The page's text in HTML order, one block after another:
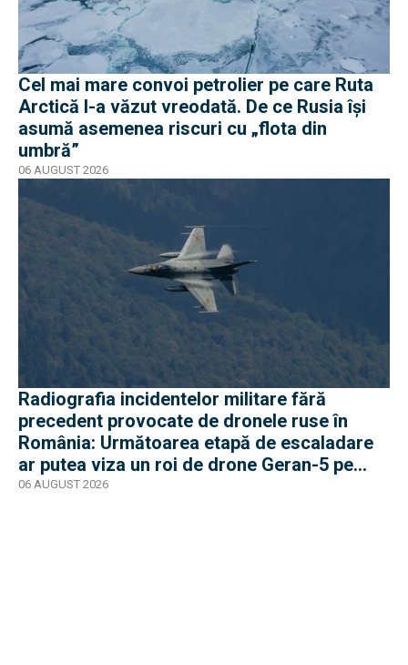
Cel mai mare convoi petrolier pe care Ruta
Arctică l-a văzut vreodată. De ce Rusia își
asumă asemenea riscuri cu „flota din
umbră”
06 AUGUST 2026
Radiografia incidentelor militare fără
precedent provocate de dronele ruse în
România: Următoarea etapă de escaladare
ar putea viza un roi de drone Geran-5 pe
direcția Galați-Reni
06 AUGUST 2026